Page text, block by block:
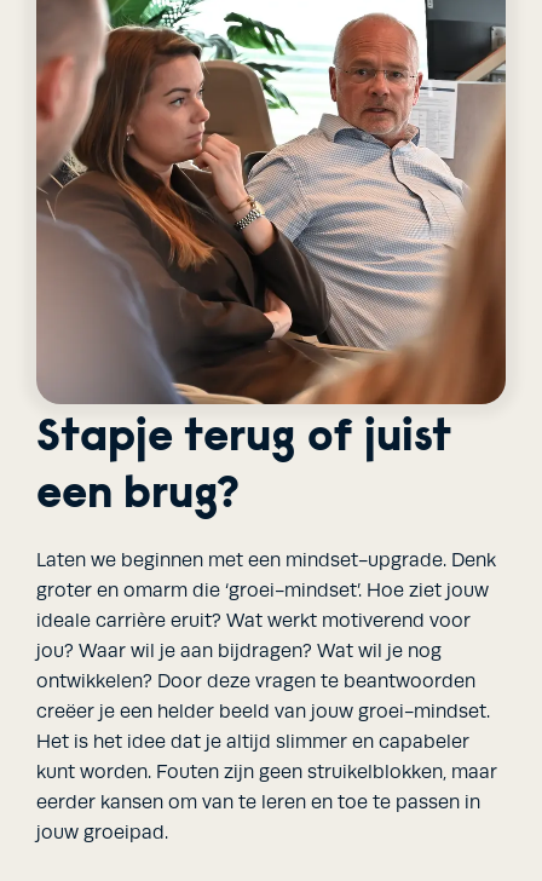
Stapje terug of juist
een brug?
Laten we beginnen met een mindset-upgrade. Denk
groter en omarm die ‘groei-mindset’. Hoe ziet jouw
ideale carrière eruit? Wat werkt motiverend voor
jou? Waar wil je aan bijdragen? Wat wil je nog
ontwikkelen? Door deze vragen te beantwoorden
creëer je een helder beeld van jouw groei-mindset.
Het is het idee dat je altijd slimmer en capabeler
kunt worden. Fouten zijn geen struikelblokken, maar
eerder kansen om van te leren en toe te passen in
jouw groeipad.